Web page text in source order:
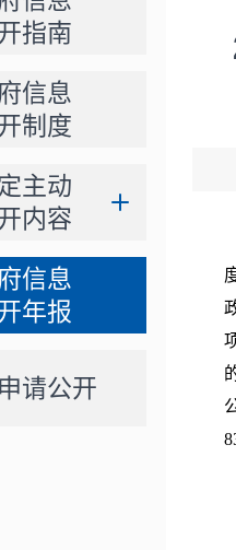
指南
信息
制度
主动
内容
信息
年报
请公开